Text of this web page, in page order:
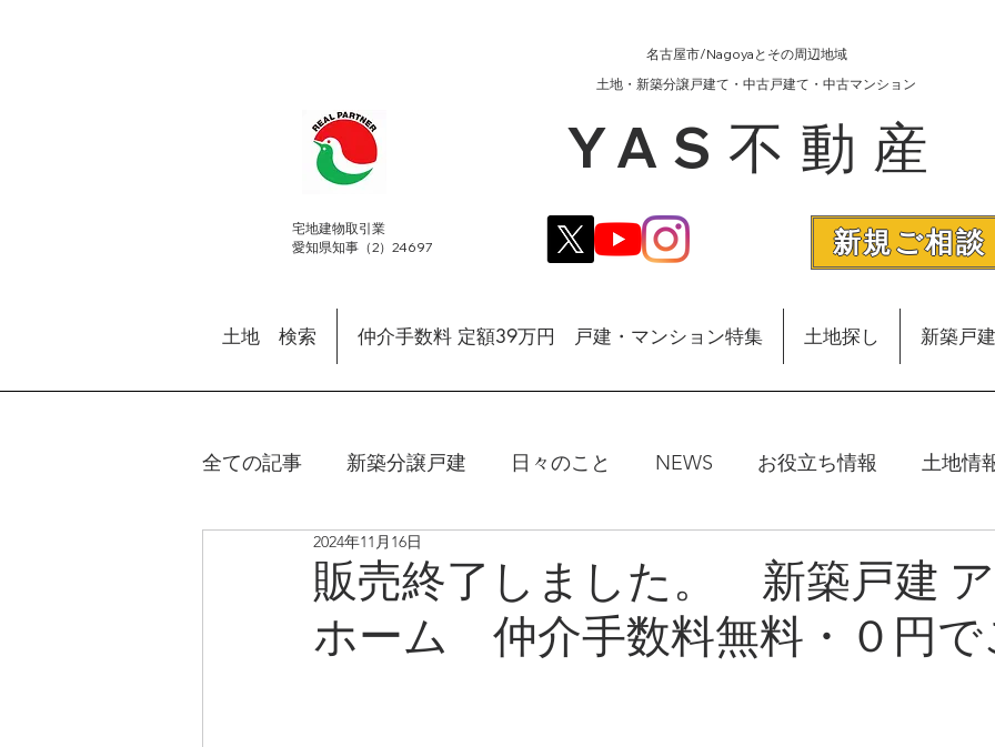
​宅地建物取引業
愛知県知事（2）24697
名古屋市/Nagoyaとその周辺地域
​土地・新築分譲戸建て・中古戸建て・中古マンション
YAS不動産
新規ご相談
土地 検索 仲介手数料 定額39万円 戸建・マンション特集 土地探し 新築戸
全ての記事 新築分譲戸建 日々のこと NEWS お役立ち情報 土地情
リノベ中古戸建・マンション
販売終了しました。 新築戸建
ホーム 仲介手数料無料・０円で
2024年11月16日